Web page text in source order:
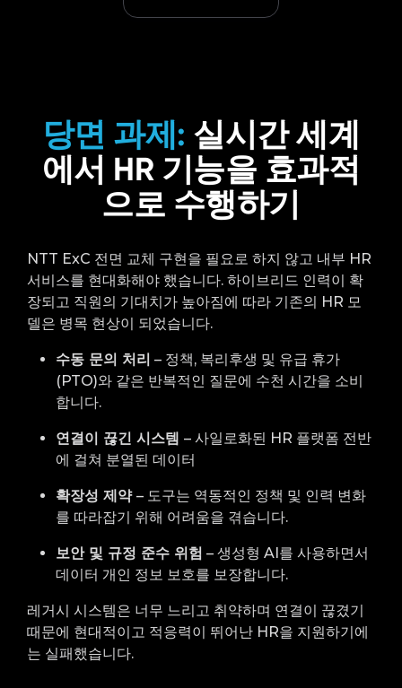
당면 과제: 실시간 세계
에서 HR 기능을 효과적
으로 수행하기
NTT ExC 전면 교체 구현을 필요로 하지 않고 내부 HR
서비스를 현대화해야 했습니다. 하이브리드 인력이 확
장되고 직원의 기대치가 높아짐에 따라 기존의 HR 모
델은 병목 현상이 되었습니다.
수동 문의 처리 – 정책, 복리후생 및 유급 휴가
(PTO)와 같은 반복적인 질문에 수천 시간을 소비
합니다.
연결이 끊긴 시스템 – 사일로화된 HR 플랫폼 전반
에 걸쳐 분열된 데이터
확장성 제약 – 도구는 역동적인 정책 및 인력 변화
를 따라잡기 위해 어려움을 겪습니다.
보안 및 규정 준수 위험 – 생성형 AI를 사용하면서
데이터 개인 정보 보호를 보장합니다.
레거시 시스템은 너무 느리고 취약하며 연결이 끊겼기
때문에 현대적이고 적응력이 뛰어난 HR을 지원하기에
는 실패했습니다.